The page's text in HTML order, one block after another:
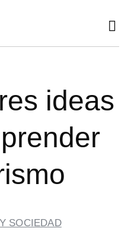
ideas
SOCIEDAD